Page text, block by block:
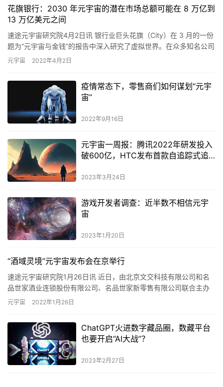
花旗银行：2030 年元宇宙的潜在市场总额可能在 8 万亿到
13 万亿美元之间
速途元宇宙研究院4月2日讯 银行业巨头花旗（City）在 3 月的一份
题为“元宇宙与金钱”的报告中深入研究了虚拟世界。在众多知名公司
表示有意以某种方式进入在线数字世界之后，这家银行…
元宇宙 2022年4月2日
疫情常态下，零售商们如何谋划“元宇
宙”
2022年9月16日
元宇宙一周报：腾讯2022年研发投入
破600亿，HTC发布首款自追踪式追
2023年3月24日
游戏开发者调查：近半数不相信元宇
宙
2023年1月20日
“酒域灵境”元宇宙发布会在京举行
速途元宇宙研究院1月26日讯 近日，由北京文交科技有限公司和名
品世家酒业连锁股份有限公司、名品世家新零售有限公司联合主办
的“我的酒世界”――“酒域灵境”元宇宙发布会在京举行。据了解…
元宇宙 2022年1月26日
ChatGPT火进数字藏品圈，数藏平台
也要开启“AI大战”？
2023年2月27日